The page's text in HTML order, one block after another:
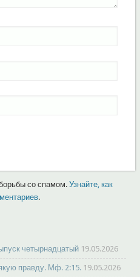
со спамом. Узнайте, как
.
четырнадцатый 19.05.2026
правду. Мф. 2:15. 19.05.2026